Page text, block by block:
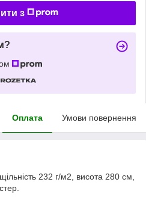
з
Оплата Умови повернення
232 г/м2, висота 280 см,